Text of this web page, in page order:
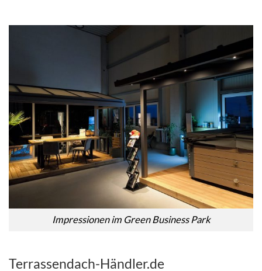
Impressionen im Green Business Park
Terrassendach-Händler.de